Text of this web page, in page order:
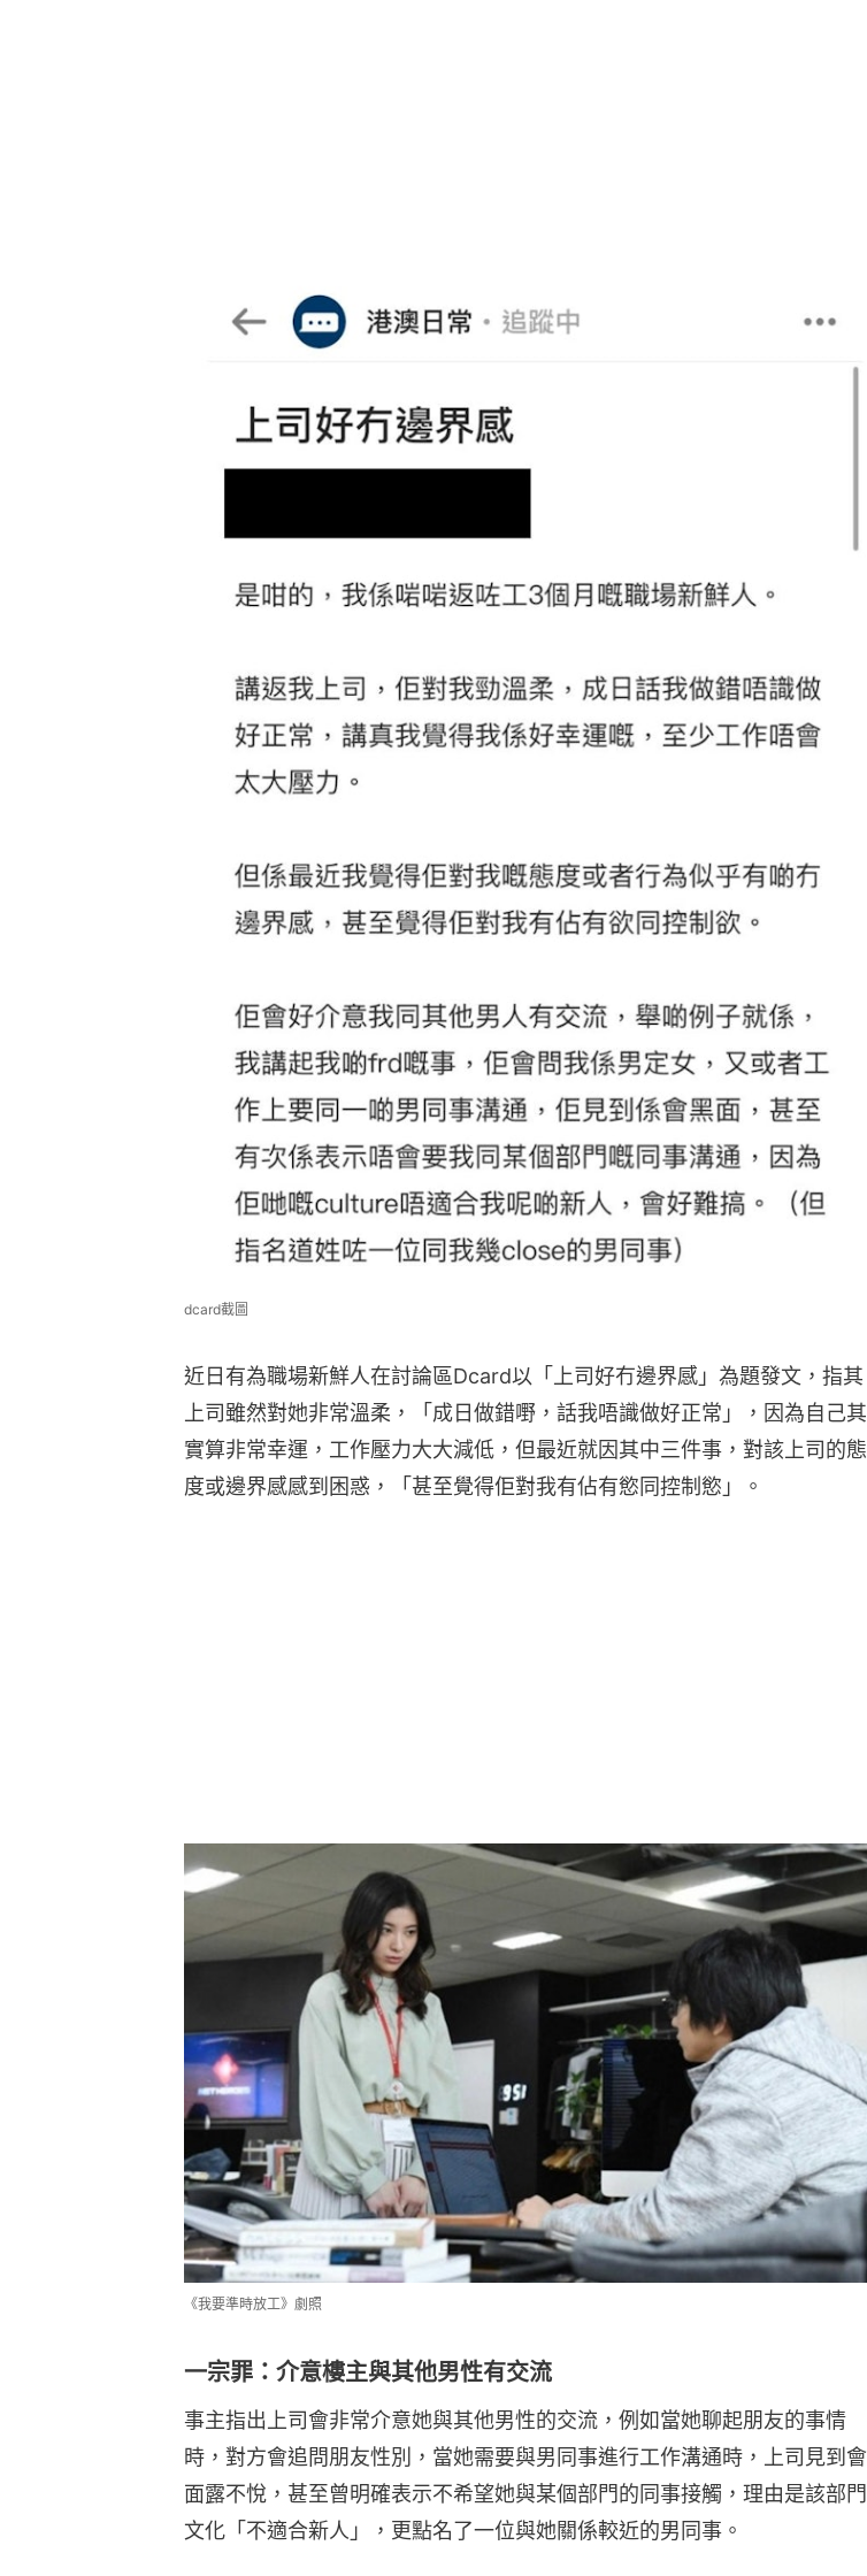
dcard截圖
近日有為職場新鮮人在討論區Dcard以「上司好冇邊界感」為題發文，指其
上司雖然對她非常溫柔，「成日做錯嘢，話我唔識做好正常」，因為自己其
實算非常幸運，工作壓力大大減低，但最近就因其中三件事，對該上司的態
度或邊界感感到困惑，「甚至覺得佢對我有佔有慾同控制慾」。
《我要準時放工》劇照
一宗罪：介意樓主與其他男性有交流
事主指出上司會非常介意她與其他男性的交流，例如當她聊起朋友的事情
時，對方會追問朋友性別，當她需要與男同事進行工作溝通時，上司見到會
面露不悅，甚至曾明確表示不希望她與某個部門的同事接觸，理由是該部門
文化「不適合新人」，更點名了一位與她關係較近的男同事。